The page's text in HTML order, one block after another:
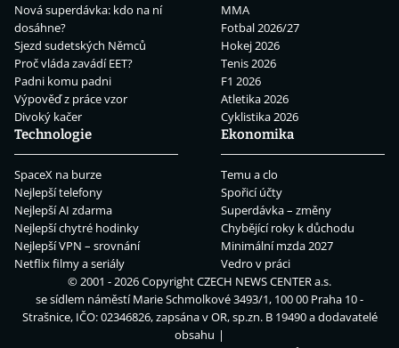
Nová superdávka: kdo na ní
dosáhne?
Sjezd sudetských Němců
Proč vláda zavádí EET?
Padni komu padni
Výpověď z práce vzor
Divoký kačer
MMA
Fotbal 2026/27
Hokej 2026
Tenis 2026
F1 2026
Atletika 2026
Cyklistika 2026
Technologie
SpaceX na burze
Nejlepší telefony
Nejlepší AI zdarma
Nejlepší chytré hodinky
Nejlepší VPN – srovnání
Netflix filmy a seriály
Ekonomika
Temu a clo
Spořicí účty
Superdávka – změny
Chybějící roky k důchodu
Minimální mzda 2027
Vedro v práci
© 2001 - 2026 CopyrightCZECH NEWS CENTER a.s.
se sídlem náměstí Marie Schmolkové 3493/1, 100 00 Praha 10 -
Strašnice, IČO: 02346826, zapsána v OR, sp.zn. B 19490 a dodavatelé
obsahu